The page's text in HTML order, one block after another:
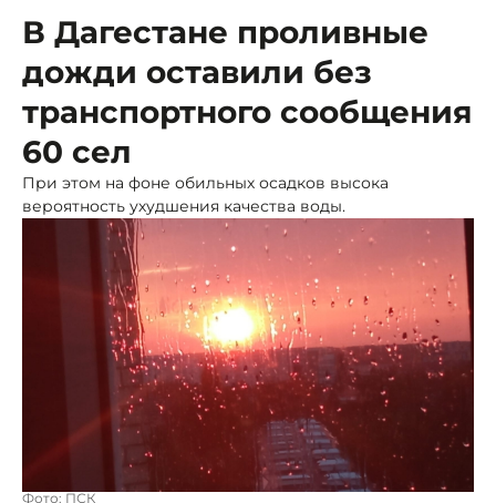
В Дагестане проливные
дожди оставили без
транспортного сообщения
60 сел
При этом на фоне обильных осадков высока
вероятность ухудшения качества воды.
Фото: ПСК